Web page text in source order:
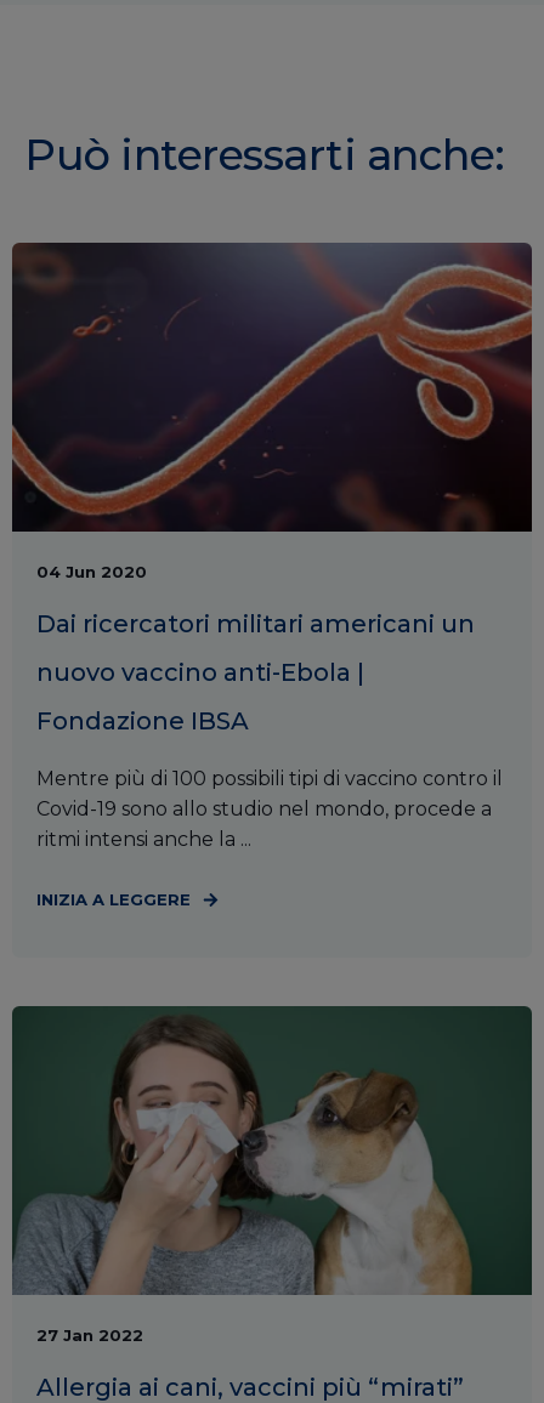
Può interessarti anche:
04 Jun 2020
Dai ricercatori militari americani un
nuovo vaccino anti-Ebola |
Fondazione IBSA
Mentre più di 100 possibili tipi di vaccino contro il
Covid-19 sono allo studio nel mondo, procede a
ritmi intensi anche la ...
INIZIA A LEGGERE
27 Jan 2022
Allergia ai cani, vaccini più “mirati”